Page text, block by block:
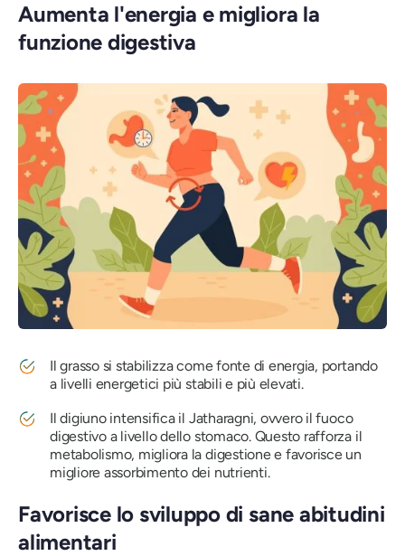
Aumenta l'energia e migliora la
funzione digestiva
Il grasso si stabilizza come fonte di energia, portando
a livelli energetici più stabili e più elevati.
Il digiuno intensifica il Jatharagni, ovvero il fuoco
digestivo a livello dello stomaco. Questo rafforza il
metabolismo, migliora la digestione e favorisce un
migliore assorbimento dei nutrienti.
Favorisce lo sviluppo di sane abitudini
alimentari